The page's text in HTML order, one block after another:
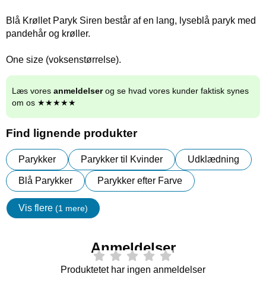
Blå Krøllet Paryk Siren består af en lang, lyseblå paryk med
pandehår og krøller.
One size (voksenstørrelse).
Læs vores anmeldelserog se hvad vores kunder faktisk synes
om os ★★★★★
Find lignende produkter
Parykker Parykker til Kvinder Udklædning
Blå Parykker Parykker efter Farve
Vis flere (1 mere)
Egenskaper
Anmeldelser
Produktetet har ingen anmeldelser